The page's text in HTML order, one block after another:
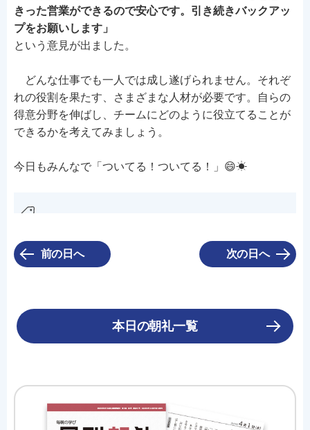
きった営業ができるので安心です。引き続きバックアッ
プをお願いします」
という意見が出ました。
どんな仕事でも一人では成し遂げられません。それぞ
れの役割を果たす、さまざまな人材が必要です。自らの
得意分野を伸ばし、チームにどのように役立てることが
できるかを考えてみましょう。
今日もみんなで「ついてる！ついてる！」😄☀
前の日へ 次の日へ
本日の朝礼一覧